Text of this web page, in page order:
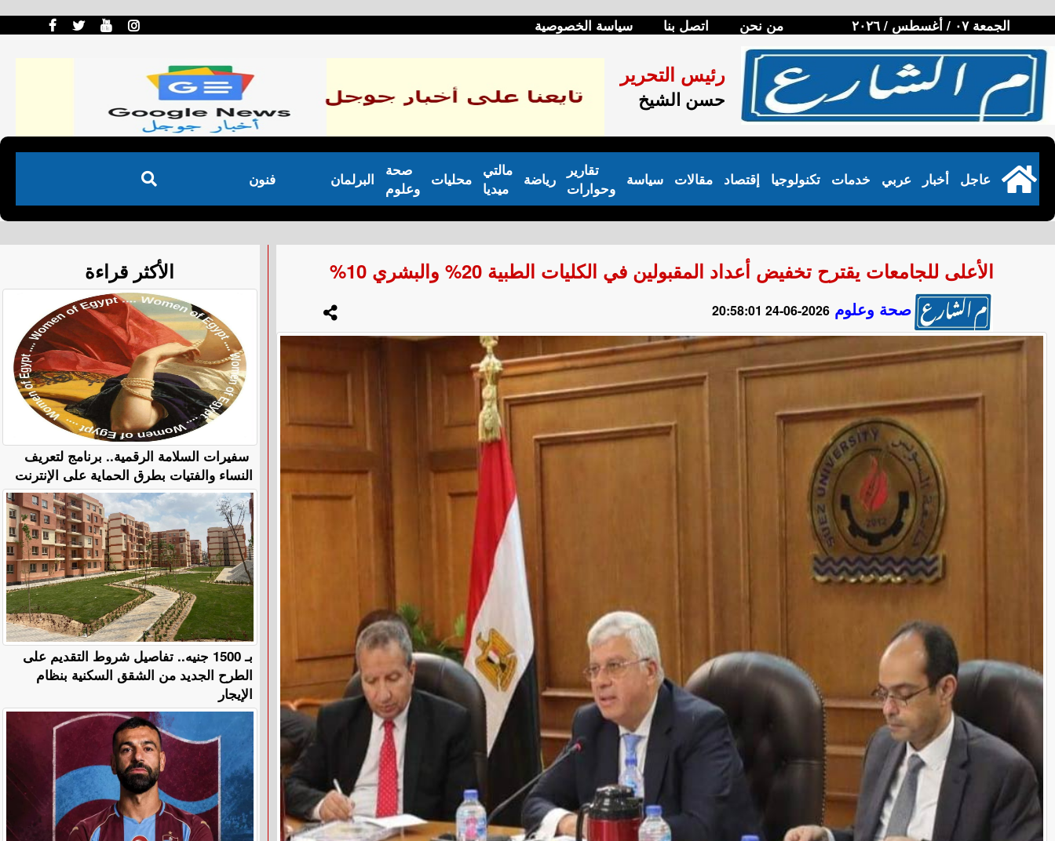
الجمعة ٠٧ / أغسطس / ٢٠٢٦ من نحن اتصل بنا سياسة الخصوصية
رئيس التحرير
حسن الشيخ
فنون البرلمان
صحة
وعلوم
محليات
مالتي
ميديا
رياضة
تقارير
وحوارات
سياسة مقالات إقتصاد تكنولوجيا خدمات عربي أخبار عاجل
الأعلى للجامعات يقترح تخفيض أعداد المقبولين في الكليات الطبية 20% والبشري 10%
صحة وعلوم 2026-06-24 20:58:01
الأكثر قراءة
سفيرات السلامة الرقمية.. برنامج لتعريف
النساء والفتيات بطرق الحماية على الإنترنت
بـ 1500 جنيه.. تفاصيل شروط التقديم على
الطرح الجديد من الشقق السكنية بنظام
الإيجار